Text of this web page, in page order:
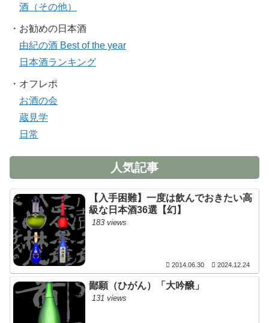
酒（その他）
・お勧めの日本酒
由紀の酒 Best of the year
日本酒ランキング
・オフレポ
お酒の会
蔵見学
日常
人気記事
【入手困難】一度は飲んでおきたい高
級な日本酒36選【幻】
183 views
2014.06.30 2024.12.24
鄙願（ひがん）「大吟醸」
131 views